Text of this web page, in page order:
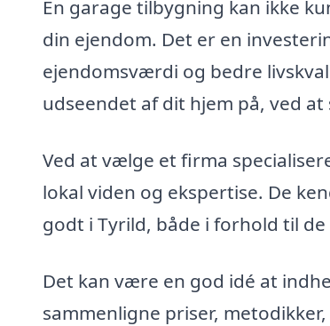
En garage tilbygning kan ikke
din ejendom. Det er en
ejendomsværdi og bedre
udseendet af dit hjem på, ved
Ved at vælge et firma
lokal viden og ekspertise. De
godt i Tyrild, både i forhold til
Det kan være en god idé at
sammenligne priser,